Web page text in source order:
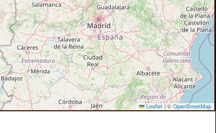
Leaflet | © OpenStreetMap